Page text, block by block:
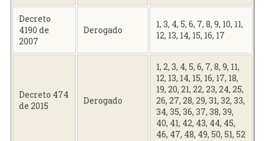
Decreto
4190 de
2007
Derogado
1, 3, 4, 5, 6, 7, 8, 9, 10, 11,
12, 13, 14, 15, 16, 17
Decreto 474
de 2015
Derogado
1, 2, 3, 4, 5, 6, 7, 8, 9, 11,
12, 13, 14, 15, 16, 17, 18,
19, 20, 21, 22, 23, 24, 25,
26, 27, 28, 29, 31, 32, 33,
34, 35, 36, 37, 38, 39,
40, 41, 42, 43, 44, 45,
46, 47, 48, 49, 50, 51, 52